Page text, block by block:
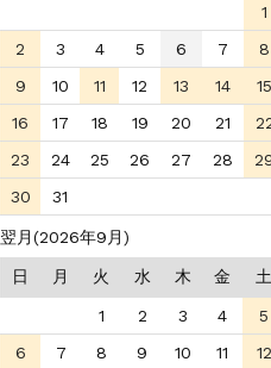
1
2
3 4 5 6 7
8
9
10 11 12 13 14
15
16
17 18 19 20 21
23
24 25 26 27 28
30
31
翌月(2026年9月)
日 月 火 水 木 金 土
1 2 3 4
5
6
7 8 9 10 11
12